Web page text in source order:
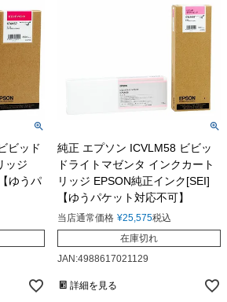
ビッド
ッジ
ゆうパ
純正 エプソン ICVLM58 ビビッ
ドライトマゼンタ インクカート
リッジ EPSON純正インク[SEI]
【ゆうパケット対応不可】
当店通常価格 ¥25,575税込
在庫切れ
JAN:4988617021129
詳細を見る